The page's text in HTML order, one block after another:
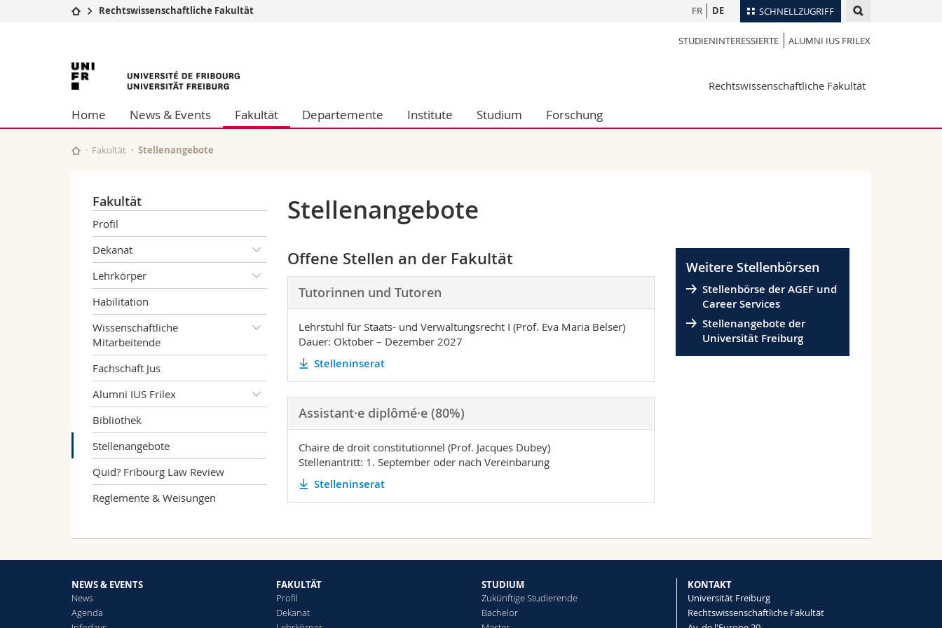
SCHNELLZUGRIFF
Studium
Campus
Universität
Weiterbildung
Theologische Fak.
Philosophische Fak.
Fak. für Erziehungs- und Bildungswissenschaften
Forschende
Mitarbeitende
Personenverzeichnis
Bibliotheken
Vorlesungsverzeichnis
FR DE
Rechtswissenschaftliche Fakultät
STUDIENINTERESSIERTE ALUMNI IUS FRILEX
Universität
Freiburg
Rechtswissenschaftliche Fakultät
Home News & Events Fakultät Departemente Institute Studium Forschung
Fakultät Stellenangebote
Fakultät
Profil
Dekanat
Lehrkörper
Habilitation
Wissenschaftliche
Mitarbeitende
Fachschaft Jus
Alumni IUS Frilex
Bibliothek
Stellenangebote
Quid? Fribourg Law Review
Reglemente & Weisungen
Stellenangebote
Offene Stellen an der Fakultät
Tutorinnen und Tutoren
Lehrstuhl für Staats- und Verwaltungsrecht I (Prof. Eva Maria Belser)
Dauer: Oktober – Dezember 2027
Stelleninserat
Assistant·e diplômé·e (80%)
Chaire de droit constitutionnel (Prof. Jacques Dubey)
Stellenantritt: 1. September oder nach Vereinbarung
Stelleninserat
Weitere Stellenbörsen
Stellenbörse der AGEF und
Career Services
Stellenangebote der
Universität Freiburg
NEWS & EVENTS
News
Agenda
FAKULTÄT
Profil
Dekanat
STUDIUM
Zukünftige Studierende
Bachelor
KONTAKT
Universität Freiburg
Rechtswissenschaftliche Fakultät